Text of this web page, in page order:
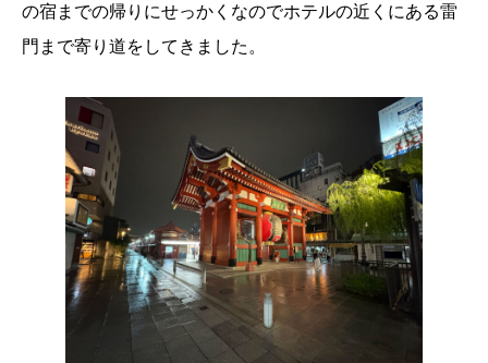
の宿までの帰りにせっかくなのでホテルの近くにある雷
門まで寄り道をしてきました。